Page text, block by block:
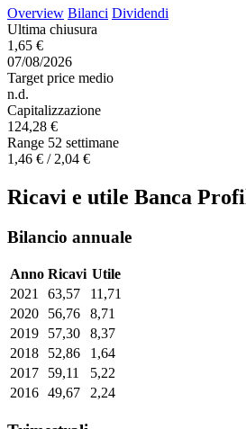
Overview Bilanci Dividendi
Ultima chiusura
1,65 €
07/08/2026
Target price medio
n.d.
Capitalizzazione
124,28 €
Range 52 settimane
1,46 € / 2,04 €
Ricavi e utile Banca
Bilancio annuale
Anno Ricavi Utile
2021
63,57
11,71
2020
56,76
8,71
2019
57,30
8,37
2018
52,86
1,64
2017
59,11
5,22
2016 49,67 2,24